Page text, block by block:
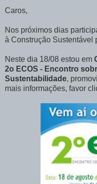
Caros,
Nos próximos dias
à Construção Sustentável
Neste dia 18/08 estou em
2o ECOS - Encontro
Sustentabilidade,
mais informações, favor